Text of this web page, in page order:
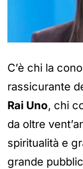
C’è chi la
rassicurante
Rai Uno, chi
da oltre
spiritualità e
grande